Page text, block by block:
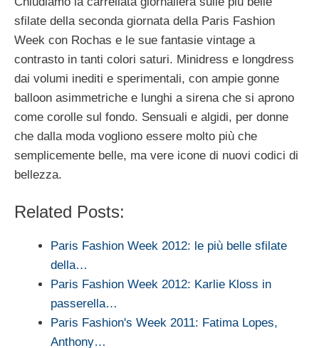
sfilate della seconda giornata della Paris Fashion
Week con Rochas e le sue fantasie vintage a
contrasto in tanti colori saturi. Minidress e longdress
dai volumi inediti e sperimentali, con ampie gonne
balloon asimmetriche e lunghi a sirena che si aprono
come corolle sul fondo. Sensuali e algidi, per donne
che dalla moda vogliono essere molto più che
semplicemente belle, ma vere icone di nuovi codici di
bellezza.
Related Posts:
Paris Fashion Week 2012: le più belle sfilate
della…
Paris Fashion Week 2012: Karlie Kloss in
passerella…
Paris Fashion's Week 2011: Fatima Lopes,
Anthony…